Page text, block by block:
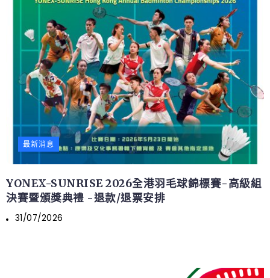
最新消息
YONEX-SUNRISE 2026全港羽毛球錦標賽-高級組
決賽暨頒獎典禮 -退款/退票安排
31/07/2026